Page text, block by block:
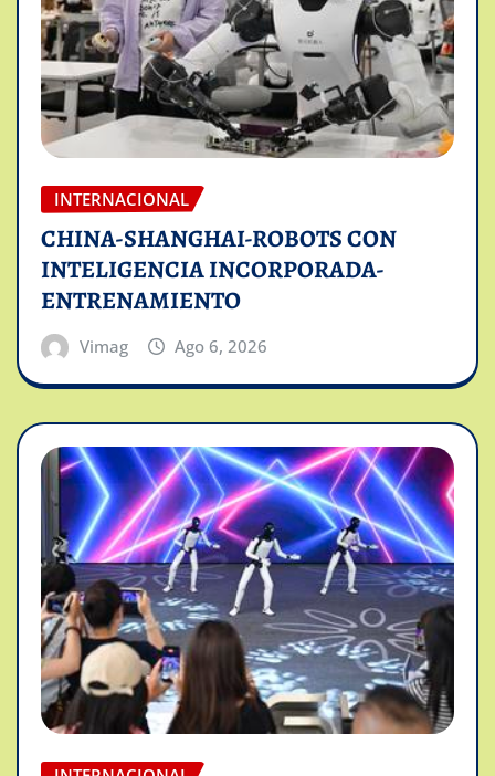
INTERNACIONAL
CHINA-SHANGHAI-ROBOTS CON
INTELIGENCIA INCORPORADA-
ENTRENAMIENTO
Vimag Ago 6, 2026